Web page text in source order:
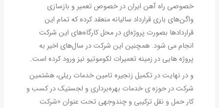
خصوصی راه آهن ایران در خصوص تعمیر و بازسازی
واگن‌های باری قرارداد سالیانه منعقد کرده که تمام این
قراردادها بصورت پروژه‌ای در محل کارگاه‌های این شرکت
انجام می شود. همچنین این شرکت در سال‌های اخیر به
پروژه هایی در زمینه تعمیرات لکوموتیو نیز ورود کرده است.
و در نهایت در تکمیل زنجیره تامین خدمات ریلی، هشتمین
شرکت در حوزه ی خدمات بهره‌برداری و لجستیک در کسب و
کار حمل و نقل ترکیبی و چندوجهی تحت عنوان «شرکت